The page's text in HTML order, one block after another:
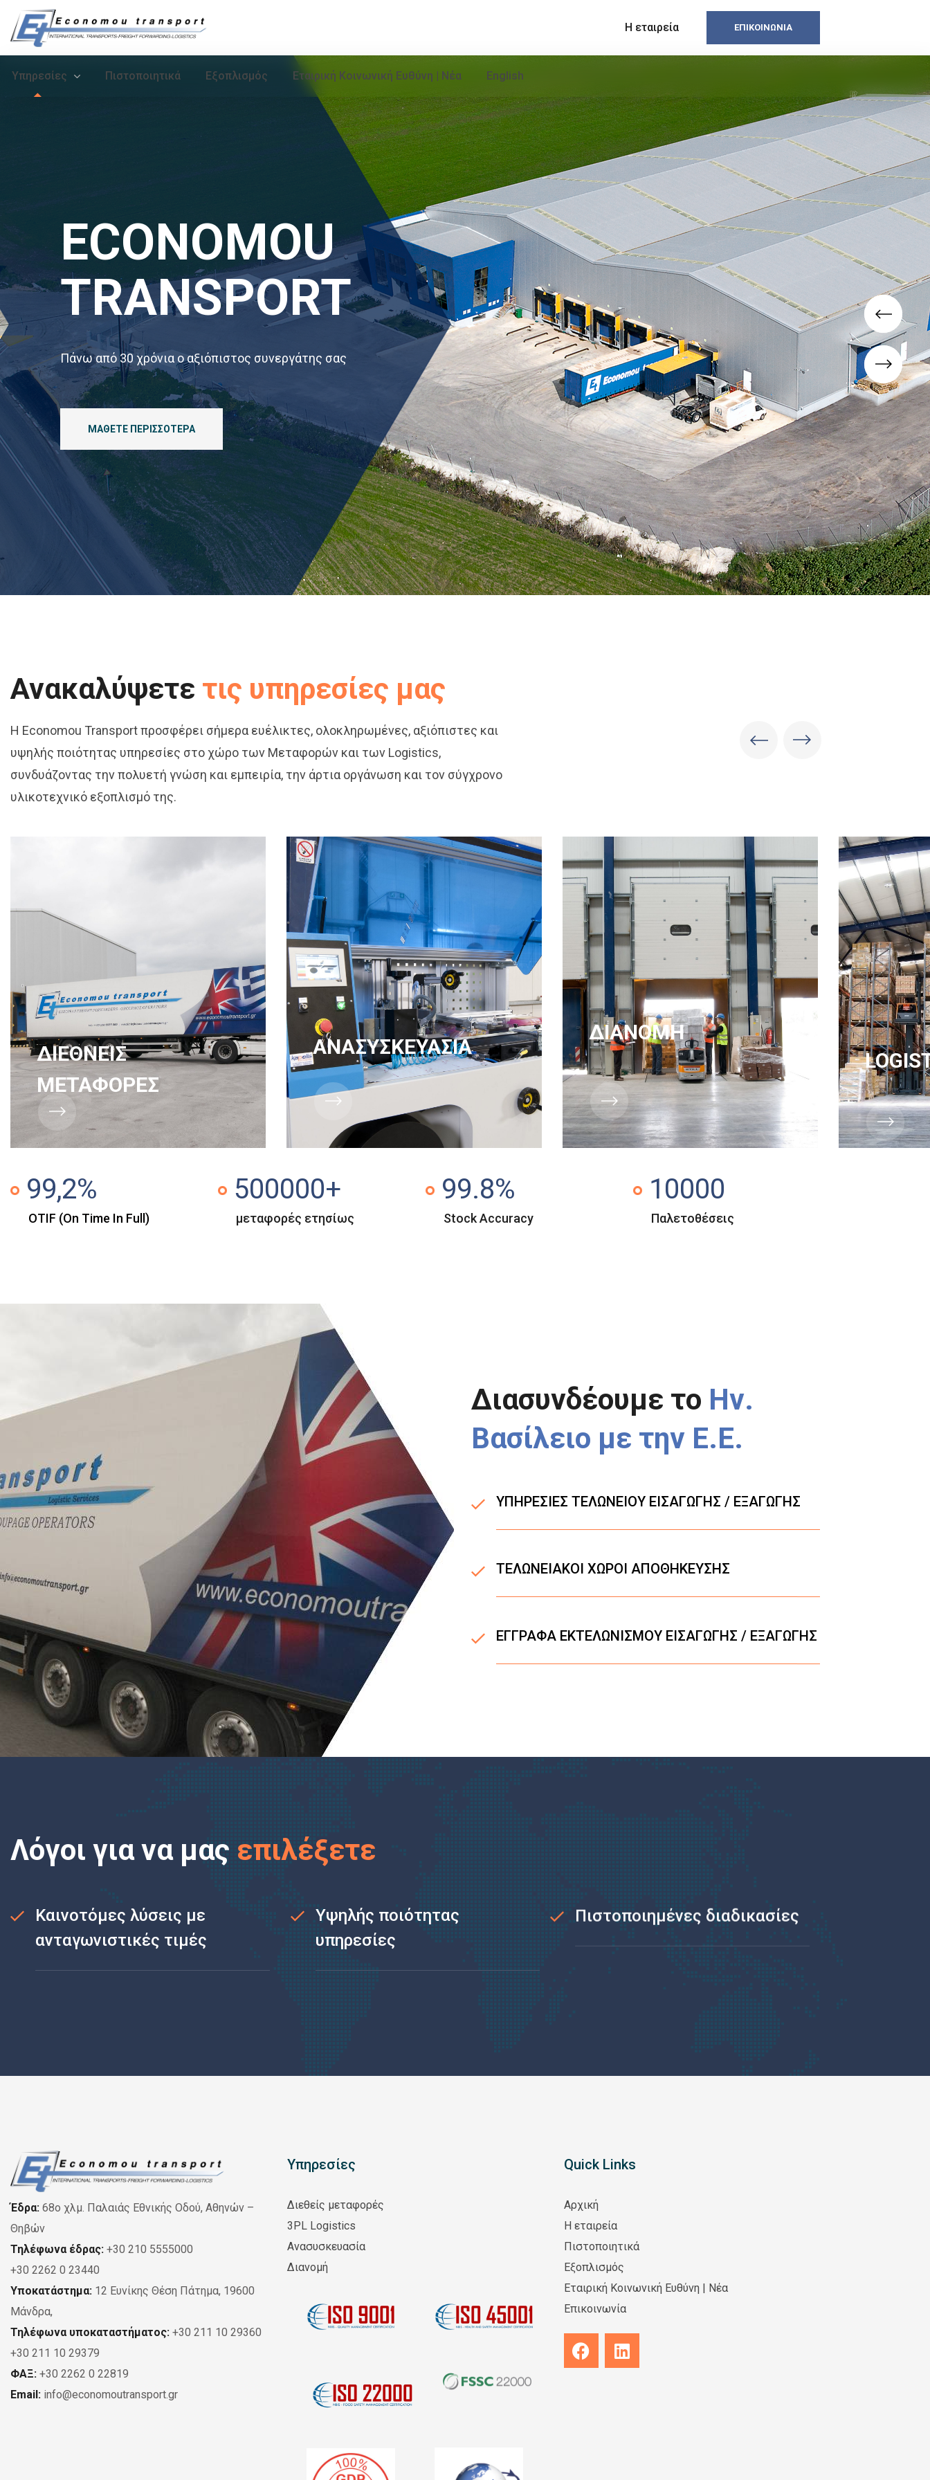
Η εταιρεία ΕΠΙΚΟΙΝΩΝΊΑ
Υπηρεσίες Πιστοποιητικά Εξοπλισμός Εταιρική Κοινωνική Ευθύνη | Νέα English
ECONOMOU
TRANSPORT
Πάνω από 30 χρόνια ο αξιόπιστος συνεργάτης σας
ΜΑΘΕΤΕ ΠΕΡΙΣΣΟΤΕΡΑ
Ανακαλύψετε τις υπηρεσίες μας
Η Economou Transport προσφέρει σήμερα ευέλικτες, ολοκληρωμένες, αξιόπιστες και
υψηλής ποιότητας υπηρεσίες στο χώρο των Μεταφορών και των Logistics,
συνδυάζοντας την πολυετή γνώση και εμπειρία, την άρτια οργάνωση και τον σύγχρονο
υλικοτεχνικό εξοπλισμό της.
ΔΙΕΘΝΕΙΣ
ΜΕΤΑΦΟΡΕΣ
ΑΝΑΣΥΣΚΕΥΑΣΙΑ
ΔΙΑΝΟΜΗ
99,2%
OTIF (On Time In Full)
500000+
μεταφορές ετησίως
99.8%
Stock Accuracy
10000
Παλετοθέσεις
Διασυνδέουμε το Ην.
Βασίλειο με την Ε.Ε.
ΥΠΗΡΕΣΙΕΣ ΤΕΛΩΝΕΙΟΥ ΕΙΣΑΓΩΓΗΣ / ΕΞΑΓΩΓΗΣ
TΕΛΩΝΕΙΑΚΟΙ ΧΩΡΟΙ ΑΠΟΘΗΚΕΥΣΗΣ
ΕΓΓΡΑΦΑ ΕΚΤΕΛΩΝΙΣΜΟΥ ΕΙΣΑΓΩΓΗΣ / ΕΞΑΓΩΓΗΣ
Λόγοι για να μας επιλέξετε
Καινοτόμες λύσεις με
ανταγωνιστικές τιμές
Υψηλής ποιότητας
υπηρεσίες
Πιστοποιημένες διαδικασίες
Έδρα: 68ο χλμ. Παλαιάς Εθνικής Οδού, Αθηνών –
Θηβών
Τηλέφωνα έδρας: +30 210 5555000
+30 2262 0 23440
Υποκατάστημα: 12 Ευνίκης Θέση Πάτημα, 19600
Μάνδρα,
Τηλέφωνα υποκαταστήματος: +30 211 10 29360
+30 211 10 29379
ΦΑΞ: +30 2262 0 22819
Email: info@economoutransport.gr
Υπηρεσίες
Διεθείς μεταφορές
3PL Logistics
Ανασυσκευασία
Διανομή
Quick Links
Αρχική
Η εταιρεία
Πιστοποιητικά
Εξοπλισμός
Εταιρική Κοινωνική Ευθύνη | Νέα
Επικοινωνία